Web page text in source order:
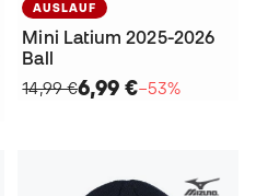
AUSLAUF
Mini Latium 2025-2026
Ball
14,99 €6,99 €−53%